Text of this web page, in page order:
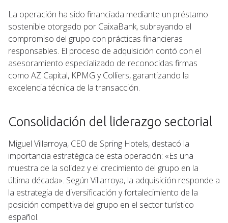
La operación ha sido financiada mediante un préstamo
sostenible otorgado por CaixaBank, subrayando el
compromiso del grupo con prácticas financieras
responsables. El proceso de adquisición contó con el
asesoramiento especializado de reconocidas firmas
como AZ Capital, KPMG y Colliers, garantizando la
excelencia técnica de la transacción.
Consolidación del liderazgo sectorial
Miguel Villarroya, CEO de Spring Hotels, destacó la
importancia estratégica de esta operación: «Es una
muestra de la solidez y el crecimiento del grupo en la
última década». Según Villarroya, la adquisición responde a
la estrategia de diversificación y fortalecimiento de la
posición competitiva del grupo en el sector turístico
español.